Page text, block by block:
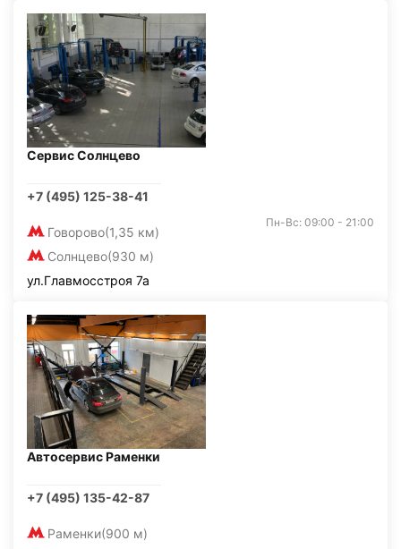
Сервис Солнцево
+7 (495) 125-38-41
Говорово(1,35 км)
Солнцево(930 м)
Пн-Вс: 09:00 - 21:00
ул.Главмосстроя 7а
Автосервис Раменки
+7 (495) 135-42-87
Раменки(900 м)